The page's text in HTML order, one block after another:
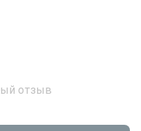
отзыв